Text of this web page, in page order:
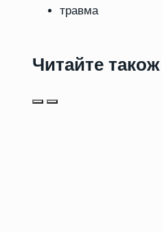
травма
Читайте також